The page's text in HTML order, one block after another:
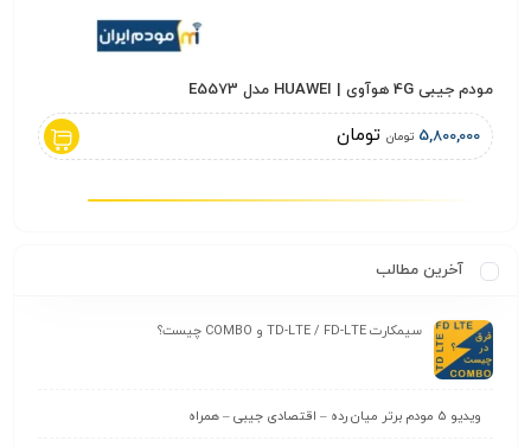
مودم جیبی 4G هوآوی | HUAWEI مدل E5573
5,800,000 تومان تومان
آخرین مطالب
سیمکارت TD-LTE / FD-LTE و COMBO چیست؟
ویدیو 5 مودم برتر میان رده – اقتصادی جیبی – همراه